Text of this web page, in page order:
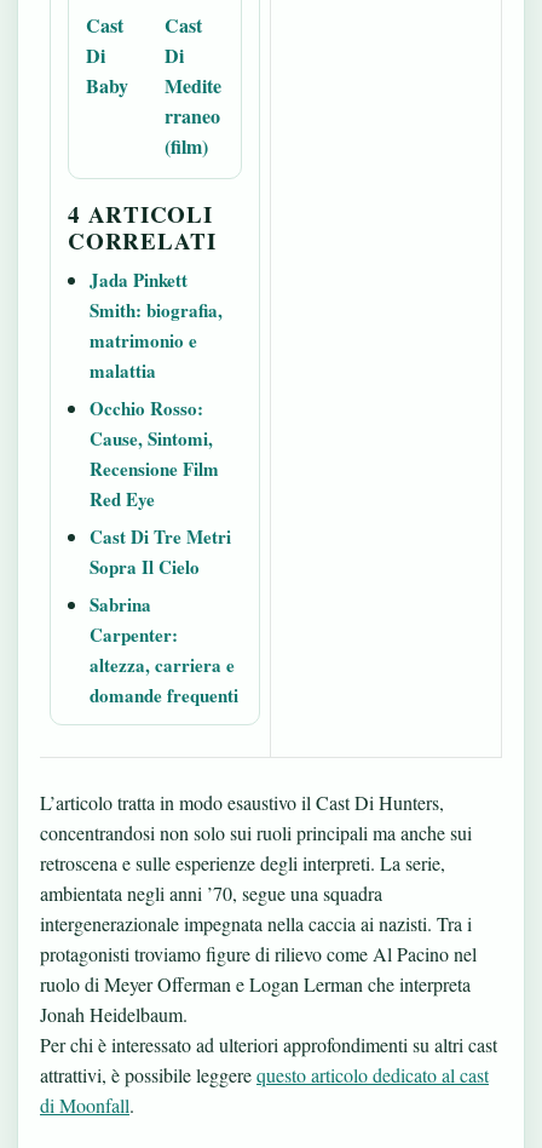
Cast
Di
Baby
Cast
Di
Medite
rraneo
(film)
4 ARTICOLI
CORRELATI
Jada Pinkett
Smith: biografia,
matrimonio e
malattia
Occhio Rosso:
Cause, Sintomi,
Recensione Film
Red Eye
Cast Di Tre Metri
Sopra Il Cielo
Sabrina
Carpenter:
altezza, carriera e
domande frequenti
L’articolo tratta in modo esaustivo il Cast Di Hunters,
concentrandosi non solo sui ruoli principali ma anche sui
retroscena e sulle esperienze degli interpreti. La serie,
ambientata negli anni ’70, segue una squadra
intergenerazionale impegnata nella caccia ai nazisti. Tra i
protagonisti troviamo figure di rilievo come Al Pacino nel
ruolo di Meyer Offerman e Logan Lerman che interpreta
Jonah Heidelbaum.
Per chi è interessato ad ulteriori approfondimenti su altri cast
attrattivi, è possibile leggerequesto articolo dedicato al cast
di Moonfall.